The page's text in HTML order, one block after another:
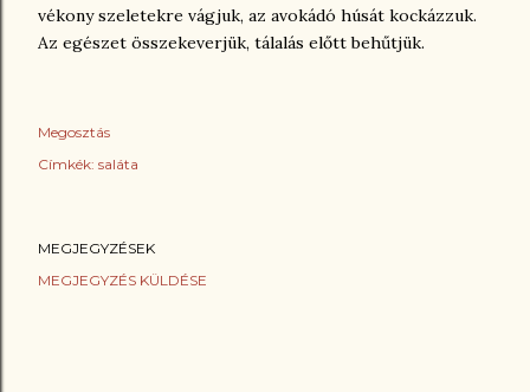
vékony szeletekre vágjuk, az avokádó húsát kockázzuk.
Az egészet összekeverjük, tálalás előtt behűtjük.
Megosztás
Címkék: saláta
MEGJEGYZÉSEK
MEGJEGYZÉS KÜLDÉSE